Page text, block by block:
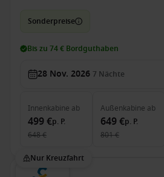
Sonderpreise
Bis zu 74 € Bordguthaben
28 Nov. 2026 7 Nächte
Innenkabine ab
499 €p. P.
648 €
Außenkabine ab
649 €p. P.
801 €
Nur Kreuzfahrt